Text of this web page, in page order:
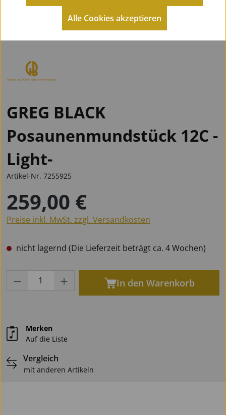
Mundstücke Blech für Posaunen
GREG BLACK
Posaunenmundstück 12C -
Light-
Artikel-Nr. 7255925
Regulärer Preis:
259,00 €
Preise inkl. MwSt. zzgl. Versandkosten
nicht lagernd (Die Lieferzeit beträgt ca. 4 Wochen)
Produkt Anzahl: Gib den gewünschten
In den Warenkorb
Merken
Auf die Liste
Vergleich
mit anderen Artikeln
Alle Cookies akzeptieren